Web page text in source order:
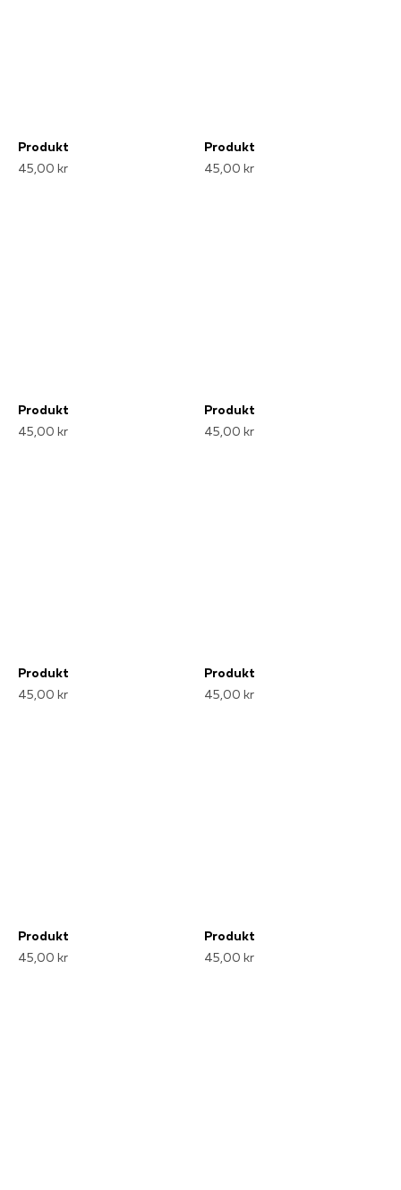
Produkt
45,00 kr
Produkt
45,00 kr
Produkt
45,00 kr
Produkt
45,00 kr
Produkt
45,00 kr
Produkt
45,00 kr
Produkt
45,00 kr
Produkt
45,00 kr